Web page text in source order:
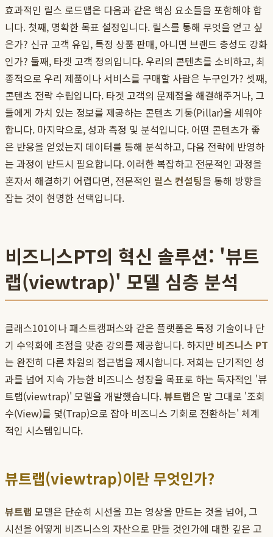
효과적인 릴스 로드맵은 다음과 같은 핵심 요소들을 포함해야 합
니다. 첫째, 명확한 목표 설정입니다. 릴스를 통해 무엇을 얻고 싶
은가? 신규 고객 유입, 특정 상품 판매, 아니면 브랜드 충성도 강화
인가? 둘째, 타겟 고객 정의입니다. 우리의 콘텐츠를 소비하고, 최
종적으로 우리 제품이나 서비스를 구매할 사람은 누구인가? 셋째,
콘텐츠 전략 수립입니다. 타겟 고객의 문제점을 해결해주거나, 그
들에게 가치 있는 정보를 제공하는 콘텐츠 기둥(Pillar)을 세워야
합니다. 마지막으로, 성과 측정 및 분석입니다. 어떤 콘텐츠가 좋
은 반응을 얻었는지 데이터를 통해 분석하고, 다음 전략에 반영하
는 과정이 반드시 필요합니다. 이러한 복잡하고 전문적인 과정을
혼자서 해결하기 어렵다면, 전문적인 릴스 컨설팅을 통해 방향을
잡는 것이 현명한 선택입니다.
비즈니스PT의 혁신 솔루션: '뷰트
랩(viewtrap)' 모델 심층 분석
클래스101이나 패스트캠퍼스와 같은 플랫폼은 특정 기술이나 단
기 수익화에 초점을 맞춘 강의를 제공합니다. 하지만 비즈니스 PT
는 완전히 다른 차원의 접근법을 제시합니다. 저희는 단기적인 성
과를 넘어 지속 가능한 비즈니스 성장을 목표로 하는 독자적인 '뷰
트랩(viewtrap)' 모델을 개발했습니다.뷰트랩은 말 그대로 '조회
수(View)를 덫(Trap)으로 잡아 비즈니스 기회로 전환하는' 체계
적인 시스템입니다.
뷰트랩(viewtrap)이란 무엇인가?
뷰트랩 모델은 단순히 시선을 끄는 영상을 만드는 것을 넘어, 그
시선을 어떻게 비즈니스의 자산으로 만들 것인가에 대한 깊은 고